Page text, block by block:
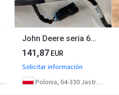
John Deere seria 6000 7000 8000 R - wiązka el. podłokietnika CommandARM RE566688 RE563549
141,87 EUR
Solicitar información
Polonia, 64-330 Jastrzębniki